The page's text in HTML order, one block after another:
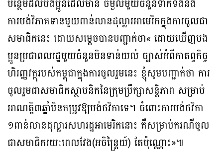
បន្ថែមដល់បងប្អូនដែលមាន ចម្ងល់មួយចំនួនទាក់ទងនឹង
ការបង់វិភាគទានមួយពាន់លានដុល្លារអាមេរិកក្នុងការចូលជា
សមាជិកនេះ ដោយសម្តេចបានបញ្ជាក់ថា« ដោយឃើញបង
ប្អូនប្រជាពលរដ្ឋមួយចំនួនមិនទាន់យល់ ច្បាស់អំពីកាតព្វកិច្ច
ហិរញ្ញវត្ថុរបស់កម្ពុជាក្នុងការចូលរួមនេះ ខ្ញុំសូមបញ្ជាក់ថា ការ
ចូលរួមជាសមាជិកស្ថាបនិកនៃក្រុមប្រឹក្សាសន្តិភាព សម្រាប់
អាណត្តិ៣ឆ្នាំមិនតម្រូវឱ្យបង់ថវិកាទេ។ ចំពោះការបង់ថវិកា
១ពាន់លានដុល្លារសហរដ្ឋអាមេរិកនោះ គឺសម្រាប់ករណីចូល
ជាសមាជិករយៈពេលវែង(អចិន្ត្រៃយ៍) តែប៉ុណ្ណោះ»៕